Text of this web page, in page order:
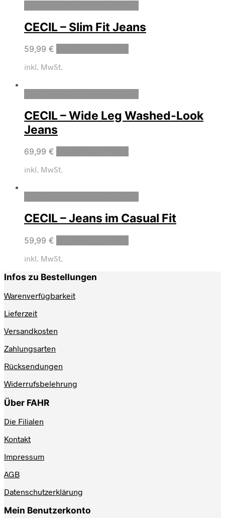
CECIL – Slim Fit Jeans
59,99 €
inkl. MwSt.
CECIL – Wide Leg Washed-Look
Jeans
69,99 €
inkl. MwSt.
CECIL – Jeans im Casual Fit
59,99 €
inkl. MwSt.
Infos zu Bestellungen
Warenverfügbarkeit
Lieferzeit
Versandkosten
Zahlungsarten
Rücksendungen
Widerrufsbelehrung
Über FAHR
Die Filialen
Kontakt
Impressum
AGB
Datenschutzerklärung
Mein Benutzerkonto